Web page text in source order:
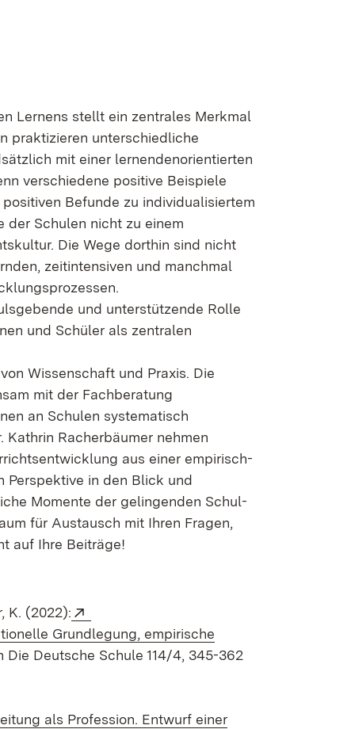
Lernens stellt ein zentrales Merkmal
praktizieren unterschiedliche
mit einer lernendenorientierten
verschiedene positive Beispiele
Befunde zu individualisiertem
der Schulen nicht zu einem
Die Wege dorthin sind nicht
zeitintensiven und manchmal
und unterstützende Rolle
und Schüler als zentralen
Wissenschaft und Praxis. Die
mit der Fachberatung
an Schulen systematisch
Kathrin Racherbäumer nehmen
aus einer empirisch-
Perspektive in den Blick und
Momente der gelingenden Schul-
für Austausch mit Ihren Fragen,
auf Ihre Beiträge!
K. (2022):
Grundlegung, empirische
in neuem Fenster)
Die Deutsche Schule 114/4, 345-362
als Profession. Entwurf einer